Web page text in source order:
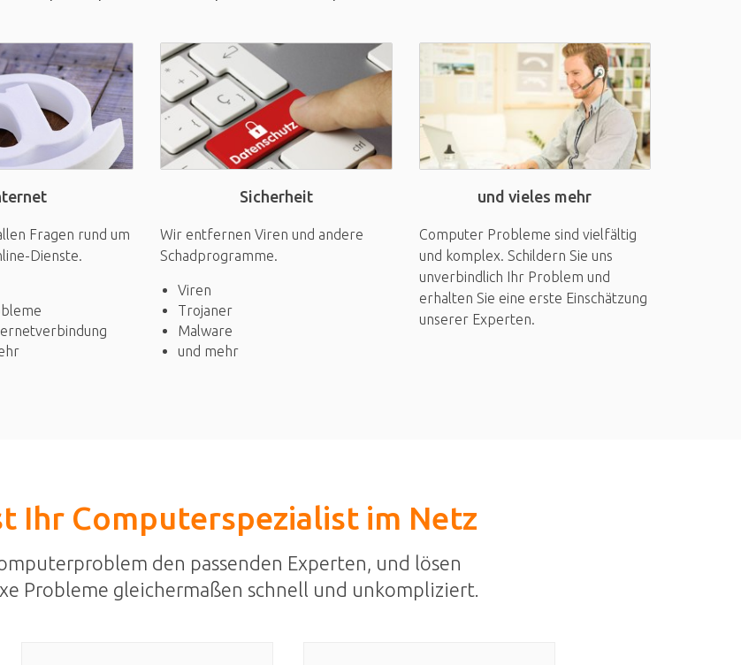
Fragen rund um
Dienste.
Sicherheit
Wir entfernen Viren und andere
Schadprogramme.
Viren
Trojaner
Malware
und mehr
und vieles mehr
Computer Probleme sind vielfältig
und komplex. Schildern Sie uns
unverbindlich Ihr Problem und
erhalten Sie eine erste Einschätzung
unserer Experten.
Ihr Computerspezialist im Netz
den passenden Experten, und lösen
Probleme gleichermaßen schnell und unkompliziert.